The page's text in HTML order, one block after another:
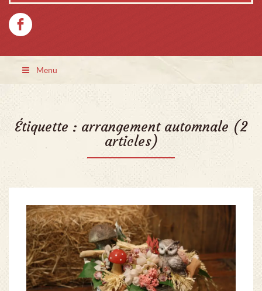
Menu
Étiquette : arrangement automnale (2
articles)